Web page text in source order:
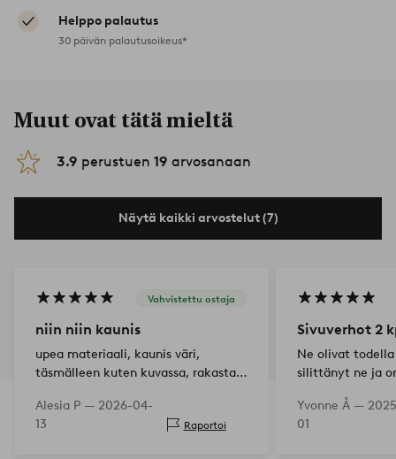
Helppo palautus
30 päivän palautusoikeus*
Muut ovat tätä mieltä
3.9 perustuen 19 arvosanaan
Näytä kaikki arvostelut (7)
Vahvistettu ostaja
niin niin kaunis
upea materiaali, kaunis väri,
täsmälleen kuten kuvassa, rakastan
Alesia P — 2026-04-
13
Raportoi
Sivuverhot 2
Ne olivat
silittänyt ne ja
Yvonne Å —
01